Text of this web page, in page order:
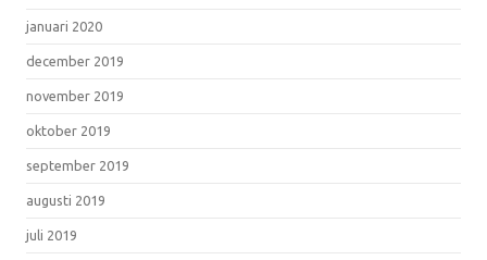
januari 2020
december 2019
november 2019
oktober 2019
september 2019
augusti 2019
juli 2019